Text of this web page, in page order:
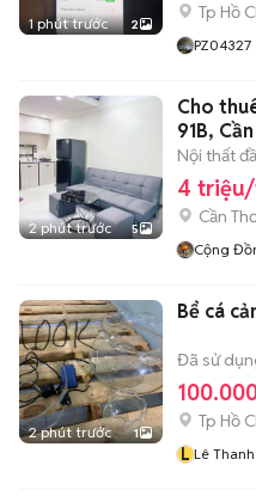
1 phút trước 2
Tp Hồ
PZ04327
2 phút trước 5
Cho
91B,
Nội thất
4
Cần
Cộng
2 phút trước 1
Bể cá
Đã sử
Tp Hồ
L Lê